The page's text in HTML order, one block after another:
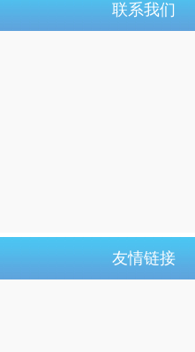
联系我们
友情链接